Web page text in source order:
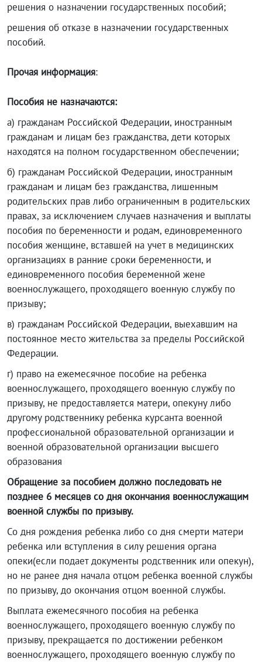
решения о назначении государственных пособий;
решения об отказе в назначении государственных
пособий.
Прочая информация:
Пособия не назначаются:
а) гражданам Российской Федерации, иностранным
гражданам и лицам без гражданства, дети которых
находятся на полном государственном обеспечении;
б) гражданам Российской Федерации, иностранным
гражданам и лицам без гражданства, лишенным
родительских прав либо ограниченным в родительских
правах, за исключением случаев назначения и выплаты
пособия по беременности и родам, единовременного
пособия женщине, вставшей на учет в медицинских
организациях в ранние сроки беременности, и
единовременного пособия беременной жене
военнослужащего, проходящего военную службу по
призыву;
в) гражданам Российской Федерации, выехавшим на
постоянное место жительства за пределы Российской
Федерации.
г) право на ежемесячное пособие на ребенка
военнослужащего, проходящего военную службу по
призыву, не предоставляется матери, опекуну либо
другому родственнику ребенка курсанта военной
профессиональной образовательной организации и
военной образовательной организации высшего
образования
Обращение за пособием должно последовать не
позднее 6 месяцев со дня окончания военнослужащим
военной службы по призыву.
Со дня рождения ребенка либо со дня смерти матери
ребенка или вступления в силу решения органа
опеки(если подает документы родственник или опекун),
но не ранее дня начала отцом ребенка военной службы
по призыву, до окончания отцом военной службы.
Выплата ежемесячного пособия на ребенка
военнослужащего, проходящего военную службу по
призыву, прекращается по достижении ребенком
военнослужащего, проходящего военную службу по